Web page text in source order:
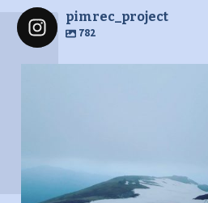
pimrec_project
782